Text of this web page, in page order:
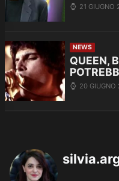
21 GIUGNO
NEWS
QUEEN,
20 GIUGNO